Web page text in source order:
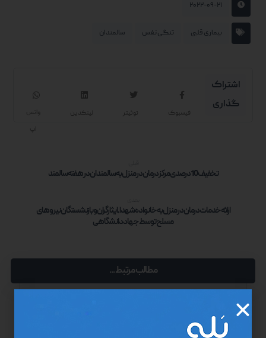
۲۰۲۲-۰۹-۲۱
بیماری قلبی تنگی نفس سالمندان
فیسبوک توئیتر لینکدین
واتس
اپ
تخفیف 10درصدی مرکز درمان در منزل به سالمندان در هفته سالمند
ارائه خدمات درمان در منزل به خانواده شهدا، ایثارگران و بازنشستگان نیروهای
مسلح توسط جهاد دانشگاهی
مطالب مرتبط ...